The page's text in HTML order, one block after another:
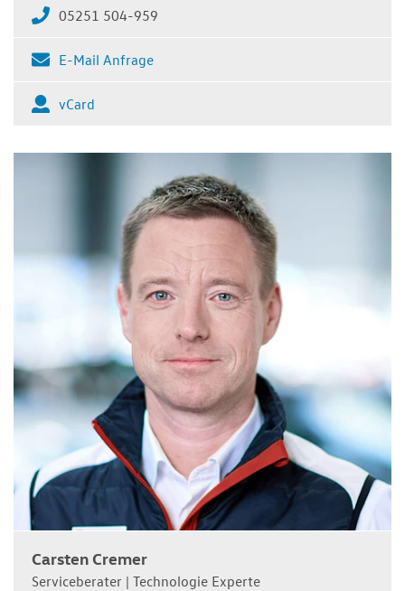
05251 504-959
E-Mail Anfrage
vCard
Carsten Cremer
Serviceberater | Technologie Experte